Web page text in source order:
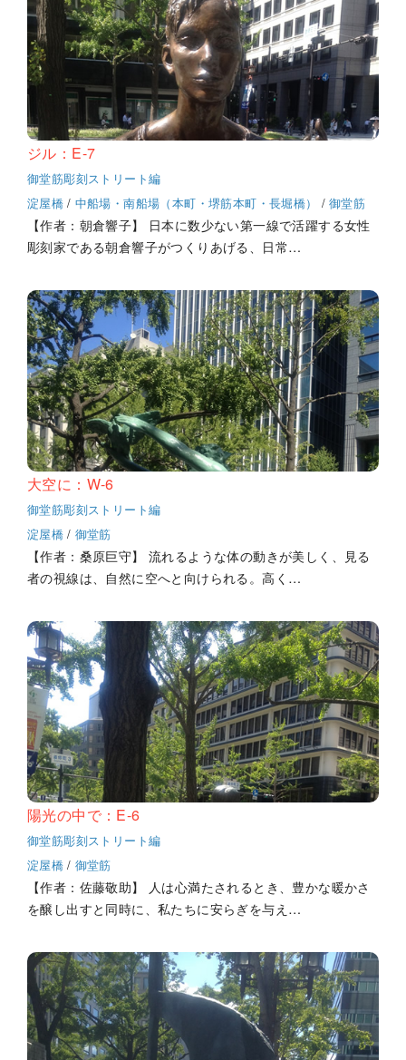
ジル：E-7
御堂筋彫刻ストリート編
淀屋橋 / 中船場・南船場（本町・堺筋本町・長堀橋） / 御堂筋
【作者：朝倉響子】 日本に数少ない第一線で活躍する女性
彫刻家である朝倉響子がつくりあげる、日常…
大空に：W-6
御堂筋彫刻ストリート編
淀屋橋 / 御堂筋
【作者：桑原巨守】 流れるような体の動きが美しく、見る
者の視線は、自然に空へと向けられる。高く…
陽光の中で：E-6
御堂筋彫刻ストリート編
淀屋橋 / 御堂筋
【作者：佐藤敬助】 人は心満たされるとき、豊かな暖かさ
を醸し出すと同時に、私たちに安らぎを与え…